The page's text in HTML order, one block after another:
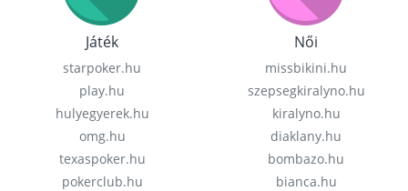
Játék
starpoker.hu
play.hu
hulyegyerek.hu
omg.hu
texaspoker.hu
pokerclub.hu
Női
missbikini.hu
szepsegkiralyno.hu
kiralyno.hu
diaklany.hu
bombazo.hu
bianca.hu